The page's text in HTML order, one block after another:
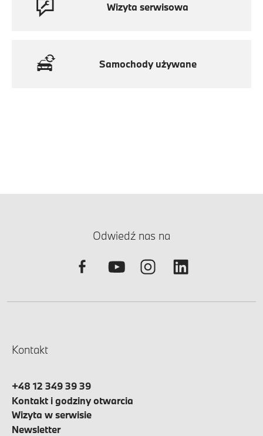
Wizyta serwisowa
Samochody używane
Odwiedź nas na
Kontakt
+48 12 349 39 39
Kontakt i godziny otwarcia
Wizyta w serwisie
Newsletter